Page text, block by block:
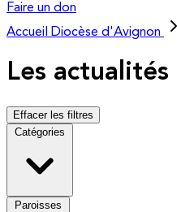
Faire un don
Accueil
Diocèse d'Avignon
Les
Effacer les filtres
Catégories
Paroisses